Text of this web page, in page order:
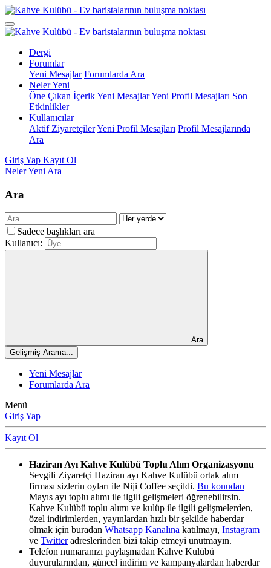
Dergi
Forumlar
Yeni Mesajlar Forumlarda Ara
Neler Yeni
Öne Çıkan İçerikYeni MesajlarYeni Profil Mesajları Son
Etkinlikler
Kullanıcılar
Aktif ZiyaretçilerYeni Profil Mesajları Profil Mesajlarında
Ara
Giriş Yap Kayıt Ol
Neler Yeni Ara
Ara
Sadece başlıkları ara
Kullanıcı:
Ara
Gelişmiş Arama...
Yeni Mesajlar
Forumlarda Ara
Menü
Giriş Yap
Kayıt Ol
Haziran Ayı Kahve Kulübü Toplu Alım Organizasyonu
Sevgili Ziyaretçi Haziran ayı Kahve Kulübü ortak alım
firması sizlerin oyları ile Niji Coffee seçildi. Bu konudan
Mayıs ayı toplu alımı ile ilgili gelişmeleri öğrenebilirsin.
Kahve Kulübü toplu alımı ve kulüp ile ilgili gelişmelerden,
özel indirimlerden, yayınlardan hızlı bir şekilde haberdar
olmak için buradan Whatsapp Kanalına katılmayı, Instagram
ve Twitteradreslerinden bizi takip etmeyi unutmayın.
Telefon numaranızı paylaşmadan Kahve Kulübü
duyurularından, güncel indirim ve kampanyalardan haberdar